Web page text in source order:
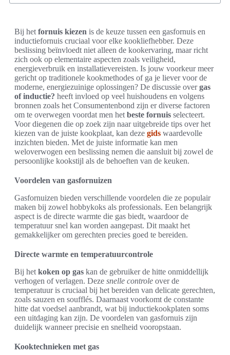
Bij het fornuis kiezen is de keuze tussen een gasfornuis en
inductiefornuis cruciaal voor elke kookliefhebber. Deze
beslissing beïnvloedt niet alleen de kookervaring, maar richt
zich ook op elementaire aspecten zoals veiligheid,
energieverbruik en installatievereisten. Is jouw voorkeur meer
gericht op traditionele kookmethodes of ga je liever voor de
moderne, energiezuinige oplossingen? De discussie overgas
of inductie? heeft invloed op veel huishoudens en volgens
bronnen zoals het Consumentenbond zijn er diverse factoren
om te overwegen voordat men het beste fornuis selecteert.
Voor diegenen die op zoek zijn naar uitgebreide tips over het
kiezen van de juiste kookplaat, kan deze gids waardevolle
inzichten bieden. Met de juiste informatie kan men
weloverwogen een beslissing nemen die aansluit bij zowel de
persoonlijke kookstijl als de behoeften van de keuken.
Voordelen van gasfornuizen
Gasfornuizen bieden verschillende voordelen die ze populair
maken bij zowel hobbykoks als professionals. Een belangrijk
aspect is de directe warmte die gas biedt, waardoor de
temperatuur snel kan worden aangepast. Dit maakt het
gemakkelijker om gerechten precies goed te bereiden.
Directe warmte en temperatuurcontrole
Bij het koken op gas kan de gebruiker de hitte onmiddellijk
verhogen of verlagen. Deze snelle controle over de
temperatuur is cruciaal bij het bereiden van delicate gerechten,
zoals sauzen en soufflés. Daarnaast voorkomt de constante
hitte dat voedsel aanbrandt, wat bij inductiekookplaten soms
een uitdaging kan zijn. De voordelen van gasfornuis zijn
duidelijk wanneer precisie en snelheid vooropstaan.
Kooktechnieken met gas